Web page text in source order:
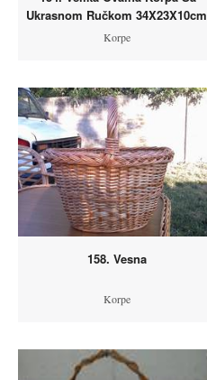
Ukrasnom Ručkom 34X23X10cm
Korpe
158. Vesna
Korpe